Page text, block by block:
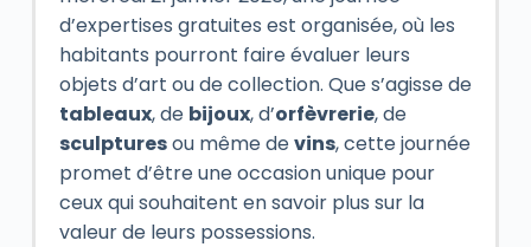
d’expertises gratuites est organisée, où les
habitants pourront faire évaluer leurs
objets d’art ou de collection. Que s’agisse de
tableaux, de bijoux, d’orfèvrerie, de
sculpturesou même devins, cette journée
promet d’être une occasion unique pour
ceux qui souhaitent en savoir plus sur la
valeur de leurs possessions.